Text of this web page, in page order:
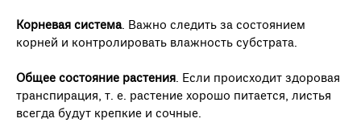
Корневая система. Важно следить за состоянием
корней и контролировать влажность субстрата.
Общее состояние растения. Если происходит здоровая
транспирация, т. е. растение хорошо питается, листья
всегда будут крепкие и сочные.